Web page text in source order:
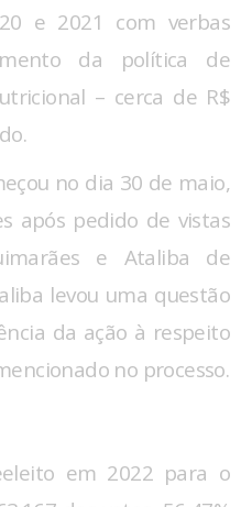
e 2021 com verbas
da política de
– cerca de R$
no dia 30 de maio,
após pedido de vistas
e Ataliba de
levou uma questão
da ação à respeito
no processo.
em 2022 para o